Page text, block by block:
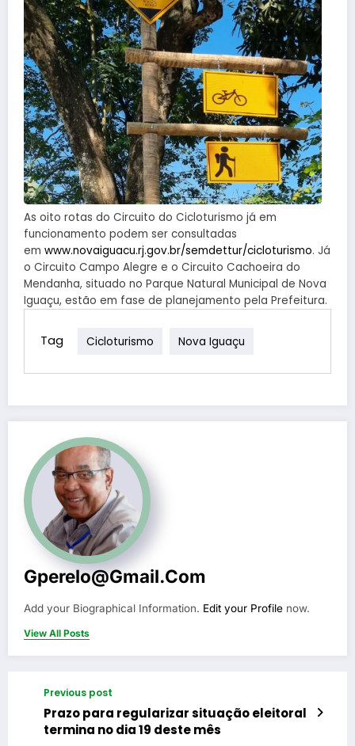
As oito rotas do Circuito do Cicloturismo já em
funcionamento podem ser consultadas
em www.novaiguacu.rj.gov.br/semdettur/cicloturismo. Já
o Circuito Campo Alegre e o Circuito Cachoeira do
Mendanha, situado no Parque Natural Municipal de Nova
Iguaçu, estão em fase de planejamento pela Prefeitura.
Tag Cicloturismo Nova Iguaçu
Gperelo@gmail.com
Add your Biographical Information. Edit your Profile now.
View All Posts
Previous post
Prazo para regularizar situação eleitoral
termina no dia 19 deste mês